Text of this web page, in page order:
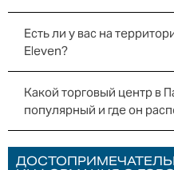
Есть ли у вас на
Eleven?
Какой торговый центр в
популярный и где он